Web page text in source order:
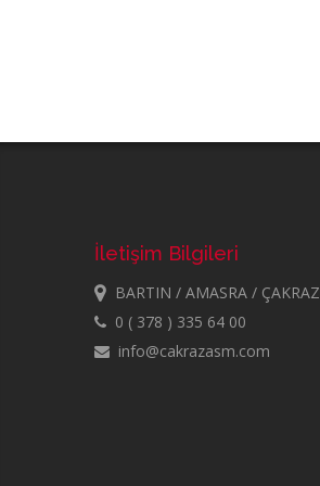
İletişim Bilgileri
BARTIN / AMASRA / ÇAKRAZ
0 ( 378 ) 335 64 00
info@cakrazasm.com